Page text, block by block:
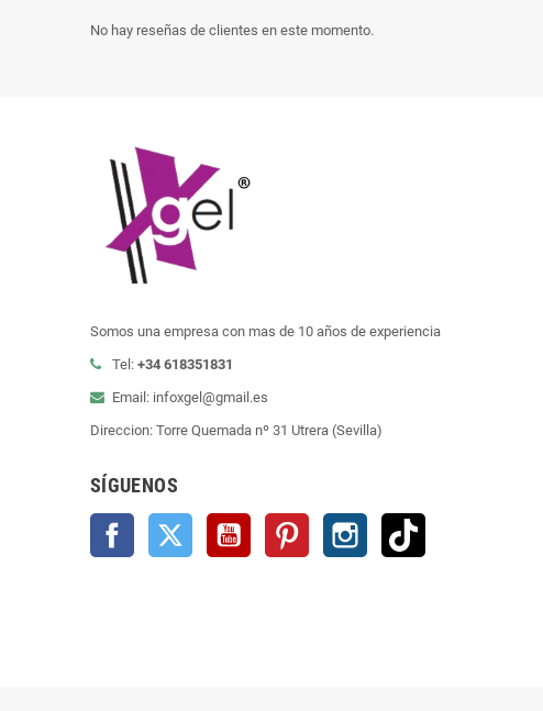
No hay reseñas de clientes en este momento.
Somos una empresa con mas de 10 años de experiencia
Tel: +34 618351831
Email: infoxgel@gmail.es
Direccion: Torre Quemada nº 31 Utrera (Sevilla)
SÍGUENOS
Facebook Twitter YouTube Pinterest Instagram